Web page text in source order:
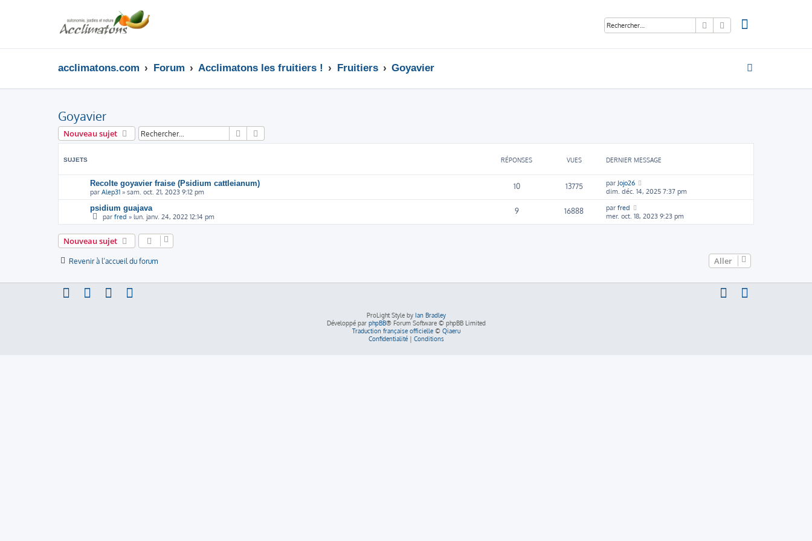
Rechercher
acclimatons.com Forum Acclimatons les fruitiers ! Fruitiers Goyavier
Goyavier
Nouveau sujet Rechercher
SUJETS RÉPONSES VUES DERNIER MESSAGE
Recolte goyavier fraise (Psidium cattleianum)
par Alep31 » sam. oct. 21, 2023 9:12 pm
10 13775 par Jojo26
dim. déc. 14, 2025 7:37 pm
psidium guajava
par fred » lun. janv. 24, 2022 12:14 pm
9 16888 par fred
mer. oct. 18, 2023 9:23 pm
Nouveau sujet
Revenir à l’accueil du forum Aller
ProLight Style by Ian Bradley
Développé par phpBB® Forum Software © phpBB Limited
Traduction française officielle© Qiaeru
Confidentialité| Conditions